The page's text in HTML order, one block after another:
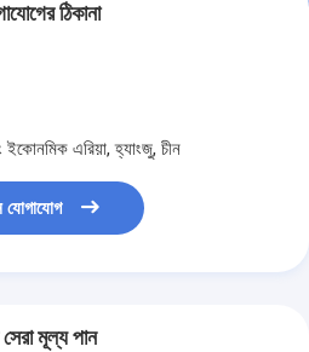
ঠিকানা
এরিয়া, হ্যাংজু, চীন
যোগাযোগ
মূল্য পান